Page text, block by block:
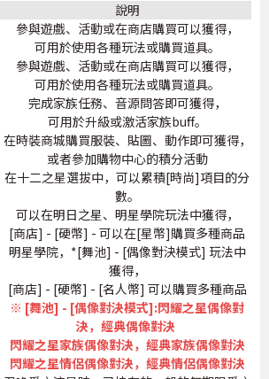
說明
參與遊戲、活動或在商店購買可以獲得，
可用於使用各種玩法或購買道具。
參與遊戲、活動或在商店購買可以獲得，
可用於使用各種玩法或購買道具。
完成家族任務、音源問答即可獲得，
可用於升級或激活家族buff。
在時裝商城購買服裝、貼圖、動作即可獲得，
或者參加購物中心的積分活動
在十二之星選拔中，可以累積[時尚]項目的分
數。
可以在明日之星、明星學院玩法中獲得，
[商店] - [硬幣] - 可以在[星幣]購買多種商品
明星學院，*[舞池] - [偶像對決模式] 玩法中
獲得，
[商店] - [硬幣] - [名人幣] 可以購買多種商品
※ [舞池] - [偶像對決模式]:閃耀之星偶像對
決，經典偶像對決
閃耀之星家族偶像對決，經典家族偶像對決
閃耀之星情侶偶像對決，經典情侶偶像對決